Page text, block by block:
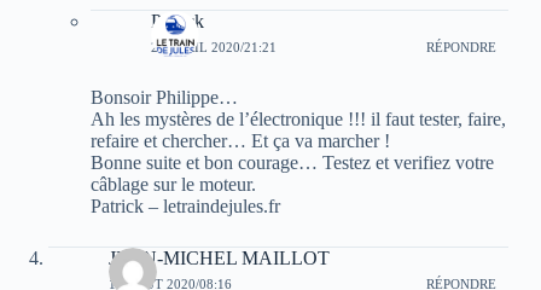
Patrick
23 AVRIL 2020/21:21 RÉPONDRE
Bonsoir Philippe…
Ah les mystères de l’électronique !!! il faut tester, faire,
refaire et chercher… Et ça va marcher !
Bonne suite et bon courage… Testez et verifiez votre
câblage sur le moteur.
Patrick – letraindejules.fr
JEAN-MICHEL MAILLOT
17 AOÛT 2020/08:16 RÉPONDRE